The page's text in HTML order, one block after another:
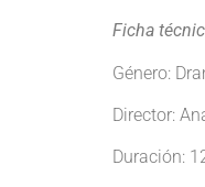
Ficha
Género:
Director:
Duración: